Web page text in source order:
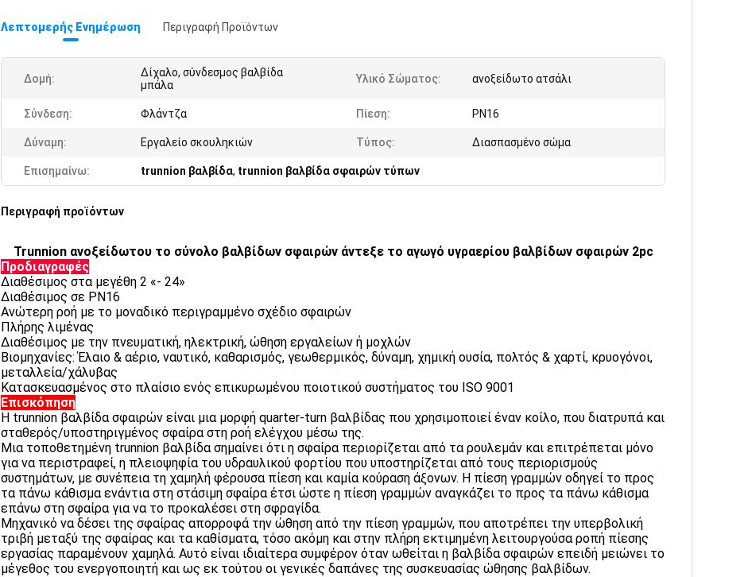
Λεπτομερής Ενημέρωση Περιγραφή Προϊόντων
Δομή:
Δίχαλο, σύνδεσμος βαλβίδα
μπάλα
Υλικό Σώματος: ανοξείδωτο ατσάλι
Σύνδεση: Φλάντζα Πίεση: PN16
Δύναμη: Εργαλείο σκουληκιών Τύπος: Διασπασμένο σώμα
Επισημαίνω: trunnion βαλβίδα, trunnion βαλβίδα σφαιρών τύπων
Περιγραφή προϊόντων
Trunnion ανοξείδωτου το σύνολο βαλβίδων σφαιρών άντεξε το αγωγό υγραερίου βαλβίδων σφαιρών 2pc
Προδιαγραφές
Διαθέσιμος στα μεγέθη 2 «- 24»
Διαθέσιμος σε PN16
Ανώτερη ροή με το μοναδικό περιγραμμένο σχέδιο σφαιρών
Πλήρης λιμένας
Διαθέσιμος με την πνευματική, ηλεκτρική, ώθηση εργαλείων ή μοχλών
Βιομηχανίες: Έλαιο & αέριο, ναυτικό, καθαρισμός, γεωθερμικός, δύναμη, χημική ουσία, πολτός & χαρτί, κρυογόνοι,
μεταλλεία/χάλυβας
Κατασκευασμένος στο πλαίσιο ενός επικυρωμένου ποιοτικού συστήματος του ISO 9001
Επισκόπηση
Η trunnion βαλβίδα σφαιρών είναι μια μορφή quarter-turn βαλβίδας που χρησιμοποιεί έναν κοίλο, που διατρυπά και
σταθερός/υποστηριγμένος σφαίρα στη ροή ελέγχου μέσω της.
Μια τοποθετημένη trunnion βαλβίδα σημαίνει ότι η σφαίρα περιορίζεται από τα ρουλεμάν και επιτρέπεται μόνο
για να περιστραφεί, η πλειοψηφία του υδραυλικού φορτίου που υποστηρίζεται από τους περιορισμούς
συστημάτων, με συνέπεια τη χαμηλή φέρουσα πίεση και καμία κούραση άξονων. Η πίεση γραμμών οδηγεί το προς
τα πάνω κάθισμα ενάντια στη στάσιμη σφαίρα έτσι ώστε η πίεση γραμμών αναγκάζει το προς τα πάνω κάθισμα
επάνω στη σφαίρα για να το προκαλέσει στη σφραγίδα.
Μηχανικό να δέσει της σφαίρας απορροφά την ώθηση από την πίεση γραμμών, που αποτρέπει την υπερβολική
τριβή μεταξύ της σφαίρας και τα καθίσματα, τόσο ακόμη και στην πλήρη εκτιμημένη λειτουργούσα ροπή πίεσης
εργασίας παραμένουν χαμηλά. Αυτό είναι ιδιαίτερα συμφέρον όταν ωθείται η βαλβίδα σφαιρών επειδή μειώνει το
μέγεθος του ενεργοποιητή και ως εκ τούτου οι γενικές δαπάνες της συσκευασίας ώθησης βαλβίδων.